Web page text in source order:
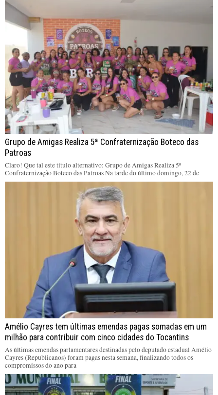
Grupo de Amigas Realiza 5ª Confraternização Boteco das
Patroas
Claro! Que tal este título alternativo: Grupo de Amigas Realiza 5ª
Confraternização Boteco das Patroas Na tarde do último domingo, 22 de
Amélio Cayres tem últimas emendas pagas somadas em um
milhão para contribuir com cinco cidades do Tocantins
As últimas emendas parlamentares destinadas pelo deputado estadual Amélio
Cayres (Republicanos) foram pagas nesta semana, finalizando todos os
compromissos do ano para